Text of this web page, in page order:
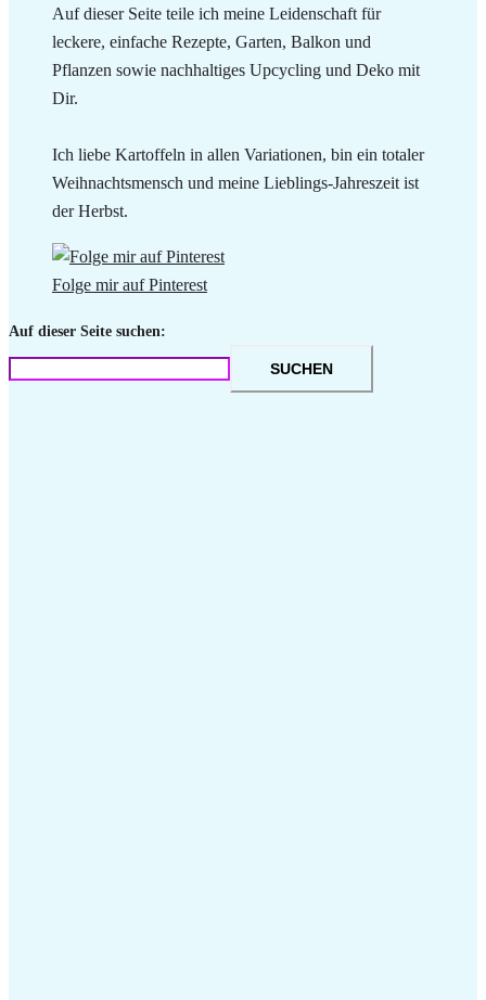
Auf dieser Seite teile ich meine Leidenschaft für
leckere, einfache Rezepte, Garten, Balkon und
Pflanzen sowie nachhaltiges Upcycling und Deko mit
Dir.
Ich liebe Kartoffeln in allen Variationen, bin ein totaler
Weihnachtsmensch und meine Lieblings-Jahreszeit ist
der Herbst.
Folge mir auf Pinterest
Auf dieser Seite suchen:
SUCHEN